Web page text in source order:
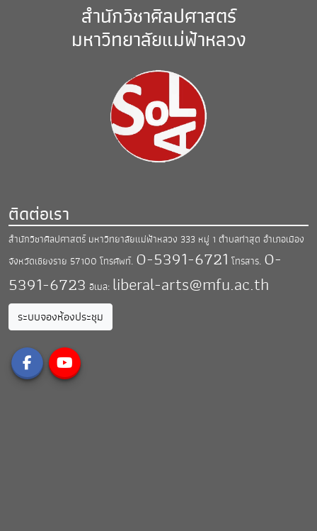
สำนักวิชาศิลปศาสตร์
มหาวิทยาลัยแม่ฟ้าหลวง
ติดต่อเรา
สำนักวิชาศิลปศาสตร์ มหาวิทยาลัยแม่ฟ้าหลวง 333 หมู่ 1 ตำบลท่าสุด อำเภอเมือง
จังหวัดเชียงราย 57100 โทรศัพท์. 0-5391-6721 โทรสาร. 0-
5391-6723 อีเมล: liberal-arts@mfu.ac.th
ระบบจองห้องประชุม